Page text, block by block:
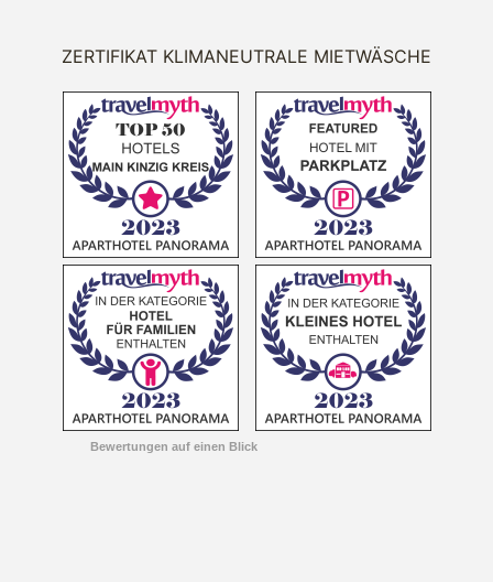
ZERTIFIKAT KLIMANEUTRALE MIETWÄSCHE
Bewertungen auf einen Blick